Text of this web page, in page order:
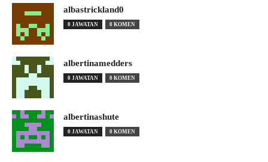
albastrickland0
0 JAWATAN 0 KOMEN
albertinamedders
0 JAWATAN 0 KOMEN
albertinashute
0 JAWATAN 0 KOMEN